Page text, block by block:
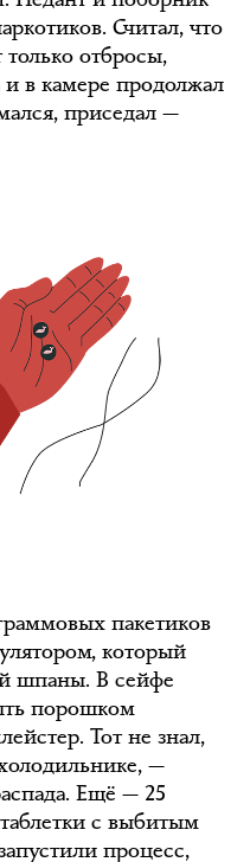
Считал, что
только отбросы,
в камере продолжал
приседал —
пакетиков
который
шпаны. В сейфе
порошком
Тот не знал,
—
Ещё — 25
таблетки с выбитым
процесс,